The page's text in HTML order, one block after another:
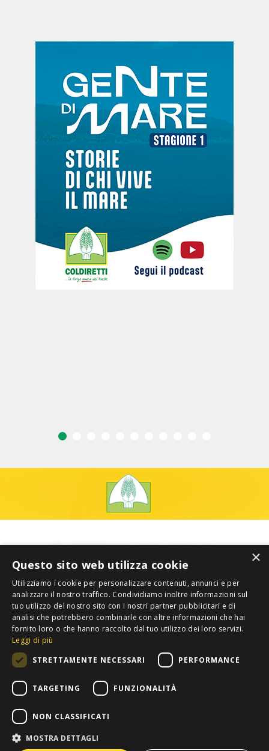
×
Questo sito web utilizza cookie
Utilizziamo i cookie per personalizzare contenuti, annunci e per
analizzare il nostro traffico. Condividiamo inoltre informazioni sul
tuo utilizzo del nostro sito con i nostri partner pubblicitari e di
analisi che potrebbero combinarle con altre informazioni che hai
fornito loro o che hanno raccolto dal tuo utilizzo dei loro servizi.
Leggi di più
STRETTAMENTE NECESSARI
PERFORMANCE
TARGETING FUNZIONALITÀ
NON CLASSIFICATI
MOSTRA DETTAGLI